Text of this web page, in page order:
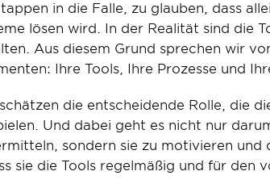
in die Falle, zu glauben, dass
lösen wird. In der Realität sind die
Aus diesem Grund sprechen wir
Ihre Tools, Ihre Prozesse und
die entscheidende Rolle, die
Und dabei geht es nicht nur
sondern sie zu motivieren und
sie die Tools regelmäßig und für den